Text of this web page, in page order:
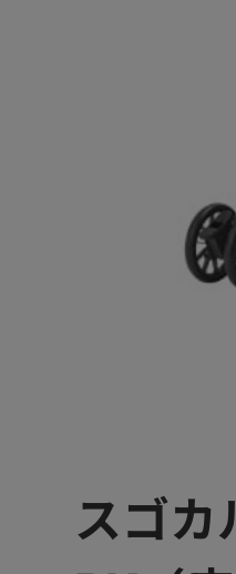
スゴカ